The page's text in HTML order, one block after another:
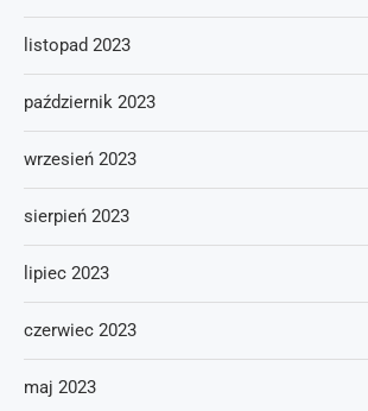
listopad 2023
październik 2023
wrzesień 2023
sierpień 2023
lipiec 2023
czerwiec 2023
maj 2023